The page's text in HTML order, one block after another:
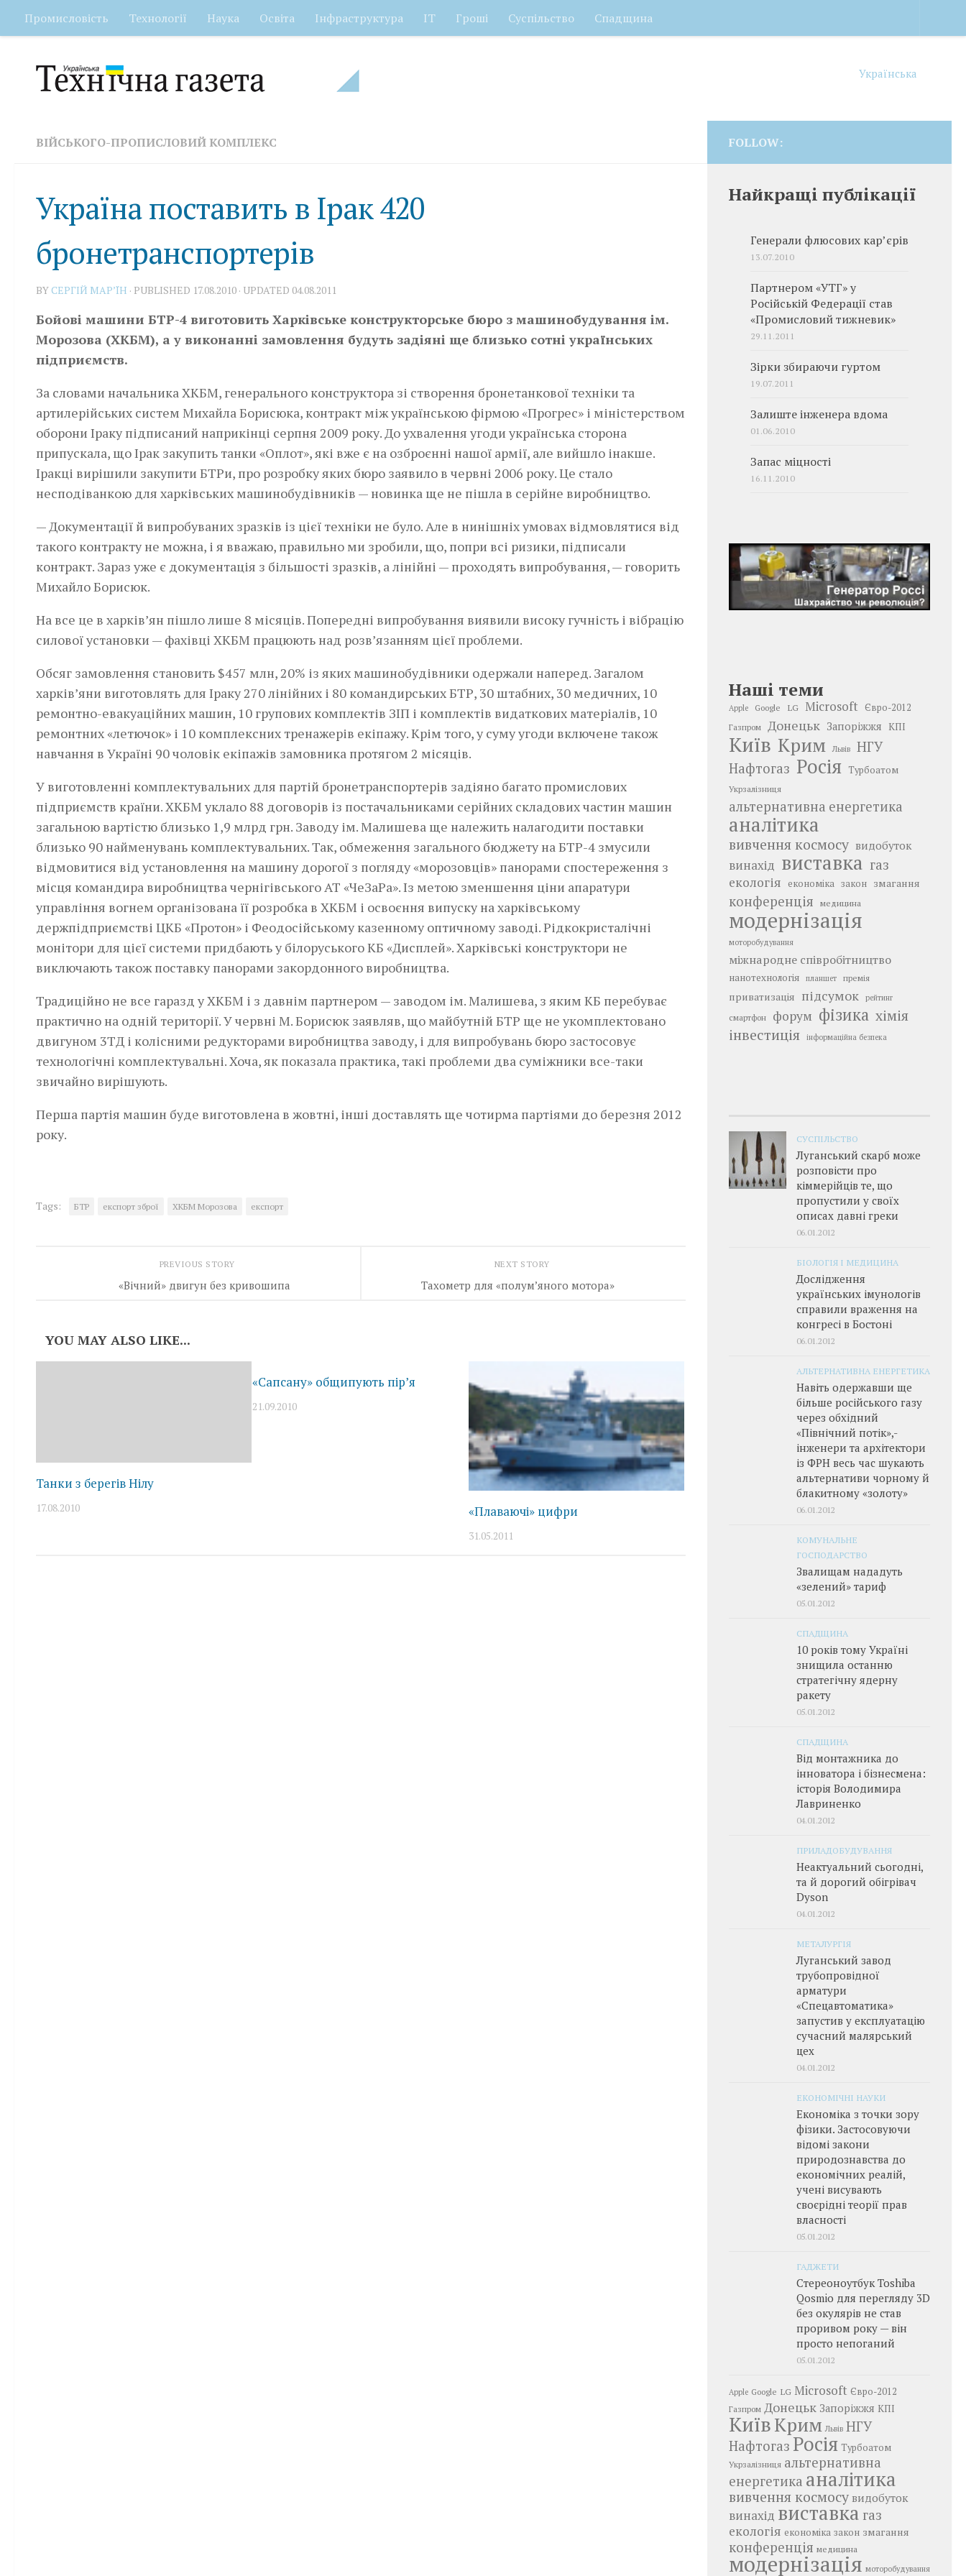
Skip to content
Промисловість Технології Наука Освіта Інфраструктура ІТ Гроші Суспільство Спадщина
Українська
ВІЙСЬКОГО-ПРОПИСЛОВИЙ КОМПЛЕКС
Україна поставить в Ірак 420
бронетранспортерів
BY СЕРГІЙ МАР’ЇН · PUBLISHED 17.08.2010 · UPDATED 04.08.2011
Бойові машини БТР-4 виготовить Харківське конструкторське бюро з машинобудування ім.
Морозова (ХКБМ), а у виконанні замовлення будуть задіяні ще близько сотні українських
підприємств.
За словами начальника ХКБМ, генерального конструктора зі створення бронетанкової техніки та
артилерійських систем Михайла Борисюка, контракт між українською фірмою «Прогрес» і міністерством
оборони Іраку підписаний наприкінці серпня 2009 року. До ухвалення угоди українська сторона
припускала, що Ірак закупить танки «Оплот», які вже є на озброєнні нашої армії, але вийшло інакше.
Іракці вирішили закупити БТРи, про розробку яких бюро заявило в червні 2006 року. Це стало
несподіванкою для харківських машинобудівників — новинка ще не пішла в серійне виробництво.
— Документації й випробуваних зразків із цієї техніки не було. Але в нинішніх умовах відмовлятися від
такого контракту не можна, і я вважаю, правильно ми зробили, що, попри всі ризики, підписали
контракт. Зараз уже є документація з більшості зразків, а лінійні — проходять випробування, — говорить
Михайло Борисюк.
На все це в харків’ян пішло лише 8 місяців. Попередні випробування виявили високу гучність і вібрацію
силової установки — фахівці ХКБМ працюють над розв’язанням цієї проблеми.
Обсяг замовлення становить $457 млн, 20% із яких машинобудівники одержали наперед. Загалом
харків’яни виготовлять для Іраку 270 лінійних­ ­і ­80 командирських БТР, 30 штабних, 30 медичних,­ ­10
ремонтно-евакуаційних машин, 10 групових комплектів ЗІП і комплектів видаткових матеріалів, 10
ремонтних «летючок» і 10 комплексних тренажерів екіпажу. Крім того, у суму угоди включене також
навчання в Україні 90 чоловік екіпажів замовника протягом 2 місяців.
У виготовленні комплектувальних для партій броне­транспортерів задіяно багато промислових
підприємств країни. ХКБМ уклало 88 договорів із постачальниками серійних складових частин машин
загальною вартістю близько 1,9 млрд грн. Заводу ім. Малишева ще належить налагодити поставки
близько 90 найменувань комплектувальних. Так, обмеження загального бюджету на БТР-4 змусили
відмовитися від установлення на машину дорогої з погляду «морозовців» панорами спостереження з
місця командира виробництва чернігівського АТ «ЧеЗаРа». Із метою зменшення ціни апаратури
управління вогнем організована її розробка в ХКБМ і освоєння випуску на харківському
держпідприємстві ЦКБ «Протон» і Феодосійському казенному оптичному заводі. Рідкокристалічні
монітори для цієї системи придбають у білоруського КБ «Дисплей». Харківські конструктори не
виключають також поставку панорами закордонного виробництва.
Традиційно не все гаразд у ХКБМ і з давнім партнером — заводом ім. Малишева, з яким КБ перебуває
практично на одній території. У червні М. Борисюк заявляв, що майбутній БТР ще не укомплектовано
двигуном 3ТД і колісними редукторами виробництва заводу, і для випробувань бюро застосовує
технологічні комплектувальні. Хоча, як показала практика, такі проблеми два суміжники все-таки
звичайно вирішують.
Перша партія машин буде виготовлена в жовтні, інші доставлять ще чотирма партіями до березня 2012
року.
Tags: БТР експорт зброї ХКБМ Морозова експорт
NEXT STORY
Тахометр для «полум’яного мотора»
PREVIOUS STORY
«Вічний» двигун без кривошипа
YOU MAY ALSO LIKE...
Танки з берегів Нілу
17.08.2010
«Сапсану» общипують пір’я
21.09.2010
«Плаваючі» цифри
31.05.2011
FOLLOW:
Найкращі публікації
Генерали флюсових кар’єрів
13.07.2010
Партнером «УТГ» у
Російській Федерації став
«Промисловий тижневик»
29.11.2011
Зірки збираючи гуртом
19.07.2011
Залиште інженера вдома
01.06.2010
Запас міцності
16.11.2010
Наші теми
Apple Google LG Microsoft Євро-2012
Газпром Донецьк Запоріжжя КПІ
Київ Крим Львів
НГУ
Нафтогаз Росія Турбоатом
Укрзалізниця
альтернативна енергетика
аналітика
вивчення космосу видобуток
винахід виставка газ
екологія економіка закон змагання
конференція медицина
модернізація
моторобудування
міжнародне співробітництво
нанотехнологія планшет премія
приватизація підсумок рейтинг
смартфон форум фізика хімія
інвестиція інформаційна безпека
СУСПІЛЬСТВО
Луганський скарб може
розповісти про
кіммерійців те, що
пропустили у своїх
описах давні греки
06.01.2012
БІОЛОГІЯ І МЕДИЦИНА
Дослідження
українських імунологів
справили враження на
конгресі в Бостоні
06.01.2012
АЛЬТЕРНАТИВНА ЕНЕРГЕТИКА
Навіть одержавши ще
більше російського газу
через обхідний
«Північний потік»,­
інженери та архітектори
із ФРН весь час шукають
альтернативи чорному й
блакитному «золоту»
06.01.2012
КОМУНАЛЬНЕ
ГОСПОДАРСТВО
Звалищам нададуть
«зелений» тариф
05.01.2012
СПАДЩИНА
10 років тому Україні
знищила останню
стратегічну ядерну
ракету
05.01.2012
СПАДЩИНА
Від монтажника до
інноватора і бізнесмена:
історія Володимира
Лавриненко
04.01.2012
ПРИЛАДОБУДУВАННЯ
Неактуальний сьогодні,
та й дорогий обігрівач
Dyson
04.01.2012
МЕТАЛУРГІЯ
Луганський завод
трубопровідної
арматури
«Спецавтоматика»
запустив у експлуатацію
сучасний малярський
цех
04.01.2012
ЕКОНОМІЧНІ НАУКИ
Економіка з точки зору
фізики. Застосовуючи
відомі закони
природознавства до
економічних реалій,
учені висувають
своєрідні теорії прав
власності
05.01.2012
ГАДЖЕТИ
Стереоноутбук Toshiba
Qosmio для перегляду 3D
без окулярів не став
проривом року — він
просто непоганий
05.01.2012
Apple Google LG Microsoft Євро-2012
Газпром Донецьк Запоріжжя КПІ
КиївКрим Львів НГУ
Нафтогаз Росія Турбоатом
Укрзалізниця альтернативна
енергетика аналітика
вивчення космосу видобуток
винахід виставка газ
екологія економіка закон змагання
конференція медицина
модернізація моторобудування